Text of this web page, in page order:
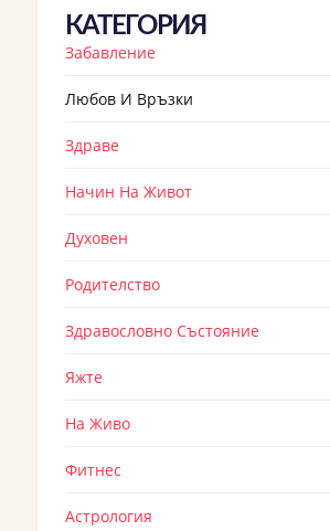
КАТЕГОРИЯ
Забавление
Любов И Връзки
Здраве
Начин На Живот
Духовен
Родителство
Здравословно Състояние
Яжте
На Живо
Фитнес
Астрология